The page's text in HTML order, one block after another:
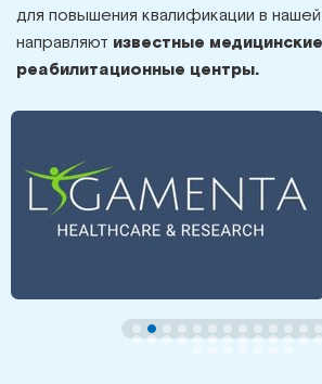
для повышения квалификации в
направляют известные
реабилитационные центры.